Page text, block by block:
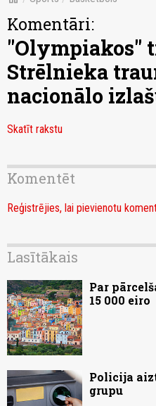
Komentāri:
"Olympiakos"
Strēlnieka
nacionālo
Skatīt rakstu
Komentēt
Reģistrējies, lai pievienotu
Lasītākais
Par
15 000 eiro
Policija
grupu